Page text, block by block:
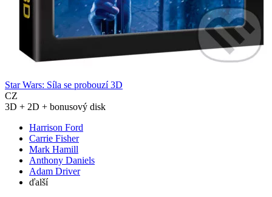
Star Wars: Síla se probouzí 3D
CZ
3D + 2D + bonusový disk
Harrison Ford
Carrie Fisher
Mark Hamill
Anthony Daniels
Adam Driver
ďalší